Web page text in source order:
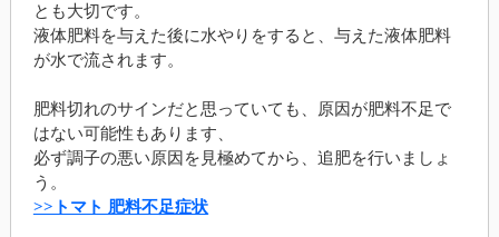
とも大切です。
液体肥料を与えた後に水やりをすると、与えた液体肥料
が水で流されます。
肥料切れのサインだと思っていても、原因が肥料不足で
はない可能性もあります、
必ず調子の悪い原因を見極めてから、追肥を行いましょ
う。
>>トマト 肥料不足症状